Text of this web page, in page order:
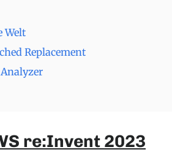
Welt
Replacement
re:Invent 2023